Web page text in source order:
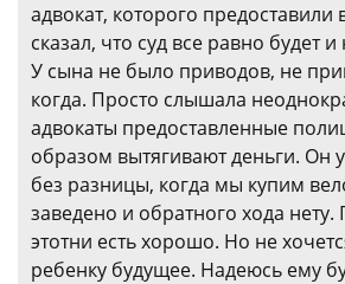
адвокат, которого предоставили
сказал, что суд все равно будет
У сына не было приводов, не
когда. Просто слышала
адвокаты предоставленные
образом вытягивают деньги. Он
без разницы, когда мы купим
заведено и обратного хода
этотни есть хорошо. Но не
ребенку будущее. Надеюсь ему